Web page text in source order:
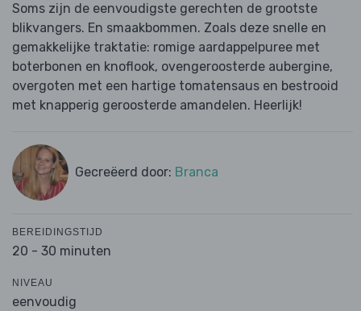
Soms zijn de eenvoudigste gerechten de grootste
blikvangers. En smaakbommen. Zoals deze snelle en
gemakkelijke traktatie: romige aardappelpuree met
boterbonen en knoflook, ovengeroosterde aubergine,
overgoten met een hartige tomatensaus en bestrooid
met knapperig geroosterde amandelen. Heerlijk!
Gecreëerd door: Branca
BEREIDINGSTIJD
20 - 30 minuten
NIVEAU
eenvoudig